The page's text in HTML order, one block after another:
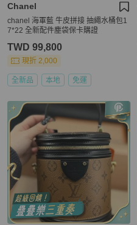
Chanel
chanel 海軍藍 牛皮拼接 抽繩水桶包1
7*22 全新配件塵袋保卡購證
TWD 99,800
現折 2,000
全新品 本地 免運